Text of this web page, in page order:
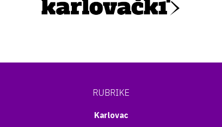
RUBRIKE
Karlovac